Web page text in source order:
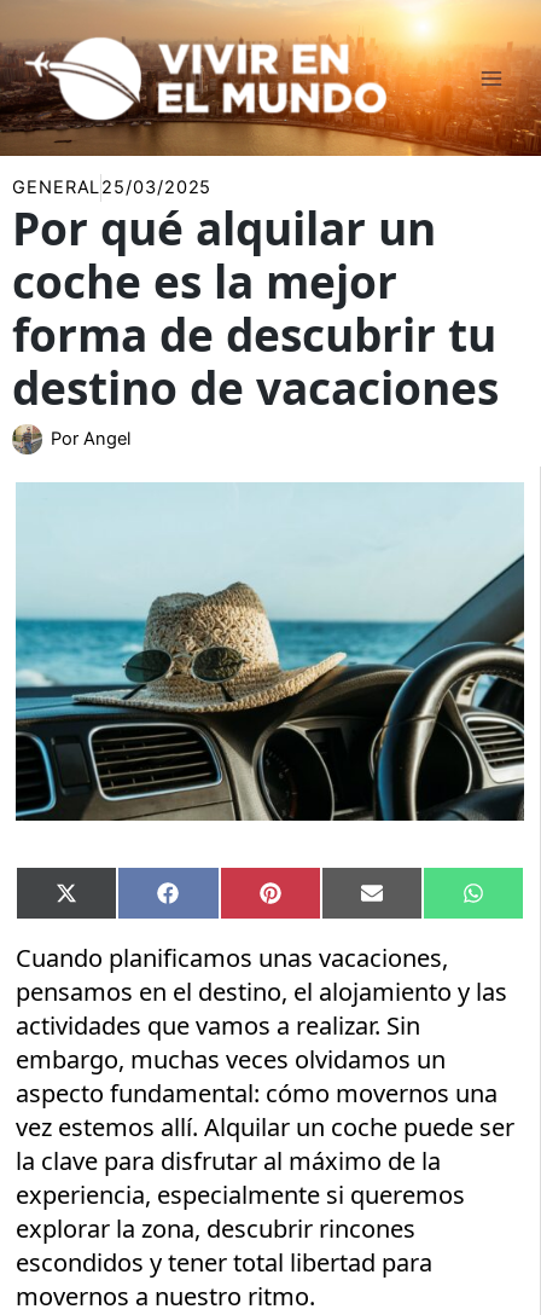
al
contenido
GENERAL25/03/2025
Por qué alquilar un
coche es la mejor
forma de descubrir tu
destino de vacaciones
Por Angel
Compartir
en
X
(Twitter)
Compartir
en
Facebook Compartir
en
Pinterest Compartir
en
Email
en
Cuando planificamos unas vacaciones,
pensamos en el destino, el alojamiento y las
actividades que vamos a realizar. Sin
embargo, muchas veces olvidamos un
aspecto fundamental: cómo movernos una
vez estemos allí. Alquilar un coche puede ser
la clave para disfrutar al máximo de la
experiencia, especialmente si queremos
explorar la zona, descubrir rincones
escondidos y tener total libertad para
movernos a nuestro ritmo.